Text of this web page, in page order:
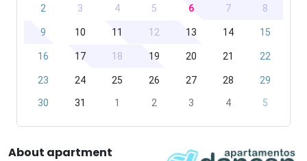
2 3 4 5 6 7 8
9 10 11 12 13 14 15
16 17 18 19 20 21 22
23 24 25 26 27 28 29
30 31 1 2 3 4 5
About apartment